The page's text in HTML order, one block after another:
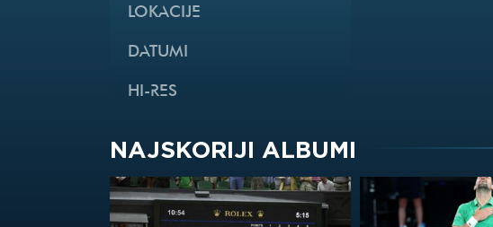
LOKACIJE
DATUMI
HI-RES
NAJSKORIJI ALBUMI